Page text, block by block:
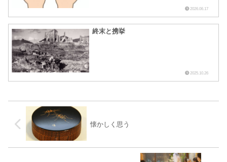
2026.06.17
終末と携挙
2025.10.26
懐かしく思う